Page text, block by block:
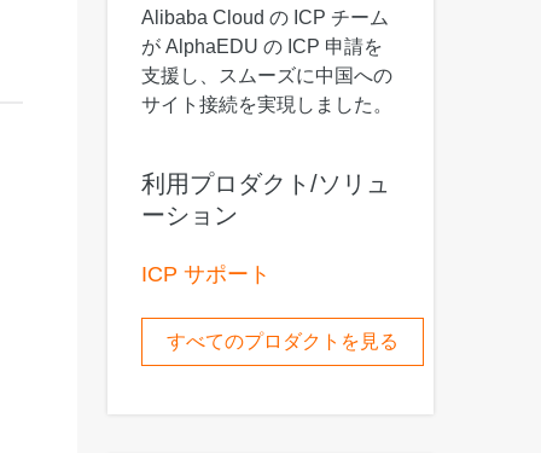
Alibaba Cloud の ICP チーム
が AlphaEDU の ICP 申請を
支援し、スムーズに中国への
サイト接続を実現しました。
利用プロダクト/ソリュ
ーション
ICP サポート
すべてのプロダクトを見る
コンテキストの動画解
グに対応し、プロンプトに高精度で追従
AI セービングプラン
期間限定！利用量に応じ、AI コストを最
AI 画像作成
企業向け軽量クラウドサー
Alibaba Cloud Academy：
Tech & Biz トレーニング